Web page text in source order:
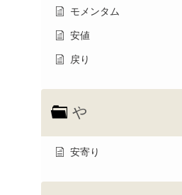
モメンタム
安値
戻り
や
安寄り